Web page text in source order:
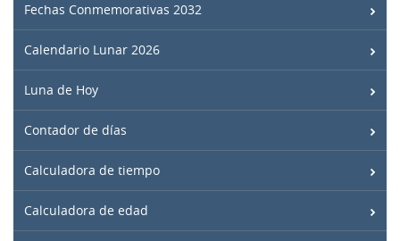
Fechas Conmemorativas 2032
Calendario Lunar 2026
Luna de Hoy
Contador de días
Calculadora de tiempo
Calculadora de edad